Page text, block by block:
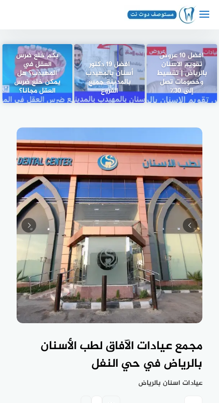
افضل 10 عروض
تقويم الاسنان
بالرياض | تقسيط
وخصومات تصل
إلى 30٪
افضل 19 دكتور
أسنان بالمهيدب
بالمدينة جميع
الفروع
بكم خلع ضرس
العقل في
المهيدب؟ هل
يمكن خلع ضرس
العقل مجانا؟
مجمع عيادات الآفاق لطب الأسنان
بالرياض في حي النفل
عيادات اسنان بالرياض